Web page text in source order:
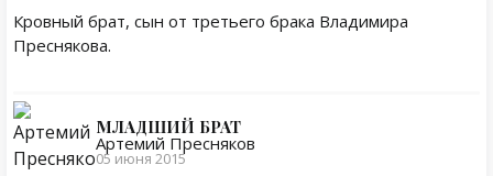
Кровный брат, сын от третьего брака Владимира
Преснякова.
МЛАДШИЙ БРАТ
Артемий Пресняков
05 июня 2015